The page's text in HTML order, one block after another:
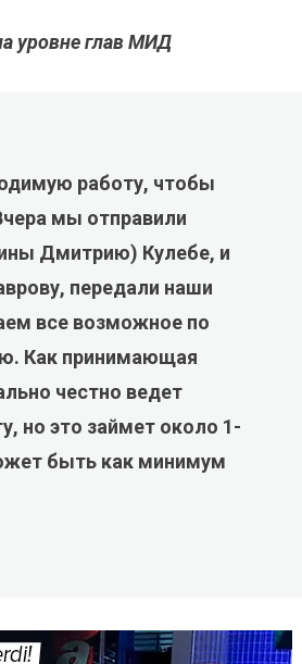
уровне глав МИД
работу, чтобы
мы отправили
Дмитрию) Кулебе, и
передали наши
все возможное по
Как принимающая
честно ведет
но это займет около 1-
быть как минимум